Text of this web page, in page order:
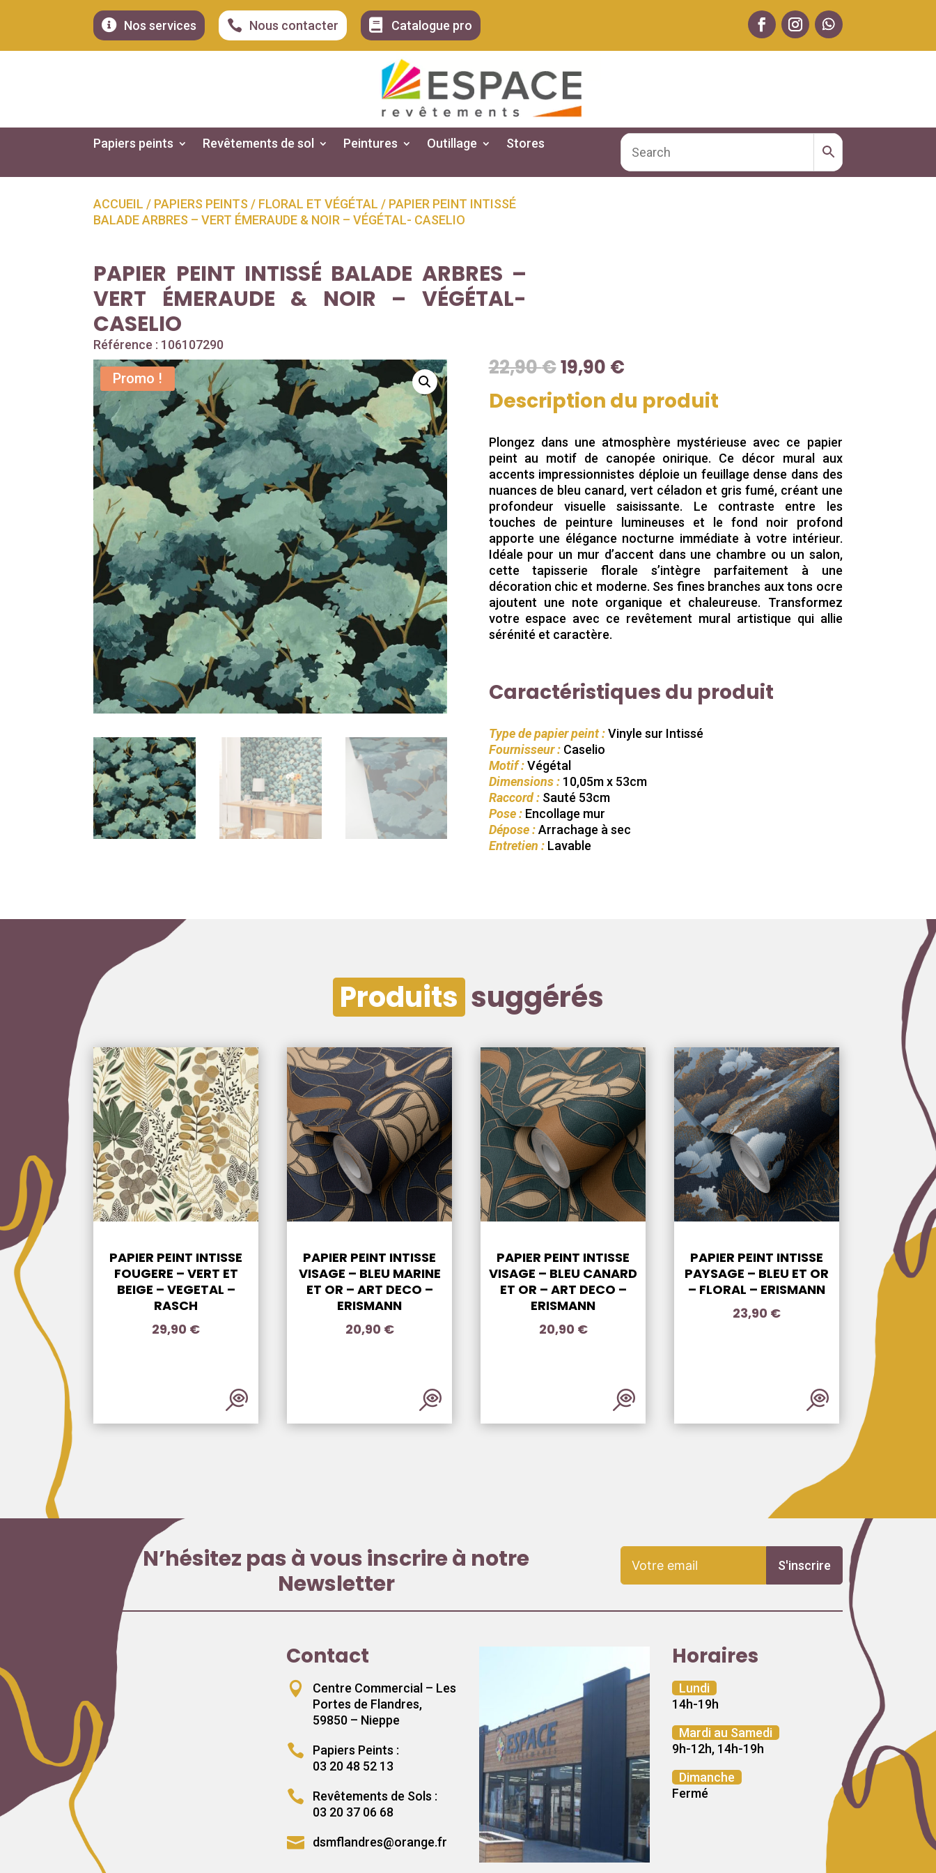
 Nos services  Nous contacter  Catalogue pro
Papiers peints Revêtements de sol Peintures Outillage Stores
ACCUEIL / PAPIERS PEINTS / FLORAL ET VÉGÉTAL / PAPIER PEINT INTISSÉ
BALADE ARBRES – VERT ÉMERAUDE & NOIR – VÉGÉTAL- CASELIO
PAPIER PEINT INTISSÉ BALADE ARBRES –
VERT ÉMERAUDE & NOIR – VÉGÉTAL-
CASELIO
Référence : 106107290
Promo ! 22,90€Le
prix
initial
était :
19,90 €Le
actuel
est :
19,90 €.
Description du produit
Plongez dans une atmosphère mystérieuse avec ce papier
peint au motif de canopée onirique. Ce décor mural aux
accents impressionnistes déploie un feuillage dense dans des
nuances de bleu canard, vert céladon et gris fumé, créant une
profondeur visuelle saisissante. Le contraste entre les
touches de peinture lumineuses et le fond noir profond
apporte une élégance nocturne immédiate à votre intérieur.
Idéale pour un mur d’accent dans une chambre ou un salon,
cette tapisserie florale s’intègre parfaitement à une
décoration chic et moderne. Ses fines branches aux tons ocre
ajoutent une note organique et chaleureuse. Transformez
votre espace avec ce revêtement mural artistique qui allie
sérénité et caractère.
Caractéristiques du produit
Type de papier peint :Vinyle sur Intissé
Fournisseur :Caselio
Motif :Végétal
Dimensions :10,05m x 53cm
Raccord :Sauté 53cm
Pose :Encollage mur
Dépose :Arrachage à sec
Entretien :Lavable
Produits suggérés
PAPIER PEINT INTISSE
FOUGERE – VERT ET
BEIGE – VEGETAL –
RASCH
29,90 €
PAPIER PEINT INTISSE
VISAGE – BLEU MARINE
ET OR – ART DECO –
ERISMANN
20,90 €
PAPIER PEINT INTISSE
VISAGE – BLEU CANARD
ET OR – ART DECO –
ERISMANN
20,90 €
PAPIER PEINT INTISSE
PAYSAGE – BLEU ET OR
– FLORAL – ERISMANN
23,90 €
N’hésitez pas à vous inscrire à notre
Newsletter
S'inscrire
Contact

Centre Commercial – Les
Portes de Flandres,
59850 – Nieppe

Papiers Peints :
03 20 48 52 13

Revêtements de Sols :
03 20 37 06 68
 dsmflandres@orange.fr
Horaires
Lundi
14h-19h
Mardi au Samedi
9h-12h, 14h-19h
Dimanche
Fermé